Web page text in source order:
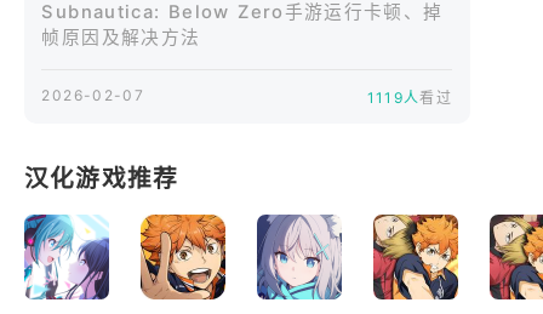
邂逅全新生物——未知的事物潜伏在每个角落。与巨
型泰坦洞鱼共游，遭遇令人毛骨悚然的暗影利维坦，
专为移动设备重新设计和优化
- 全新界面 – 专属移动 UI，支持全触控操作
- 支持 Google Play 游戏成就
Subnautica: Below Zero手游运行卡顿、掉
帧原因及解决方法
2026-02-07 1119人看过
汉化游戏推荐